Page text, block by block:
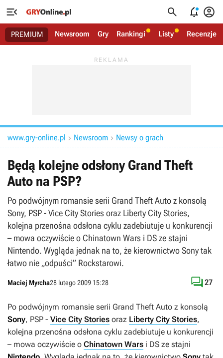
   
PREMIUM Newsroom Gry Rankingi Listy Recenzje
www.gry-online.pl  Newsroom  Newsy o grach
Będą kolejne odsłony Grand Theft
Auto na PSP?
Po podwójnym romansie serii Grand Theft Auto z konsolą
Sony, PSP - Vice City Stories oraz Liberty City Stories,
kolejna przenośna odsłona cyklu zadebiutuje u konkurencji
– mowa oczywiście o Chinatown Wars i DS ze stajni
Nintendo. Wygląda jednak na to, że kierownictwo Sony tak
łatwo nie „odpuści” Rockstarowi.
Maciej Myrcha28 lutego 2009 15:28 27
Po podwójnym romansie serii Grand Theft Auto z konsolą
Sony, PSP - Vice City Stories oraz Liberty City Stories,
kolejna przenośna odsłona cyklu zadebiutuje u konkurencji
– mowa oczywiście o Chinatown Wars i DS ze stajni